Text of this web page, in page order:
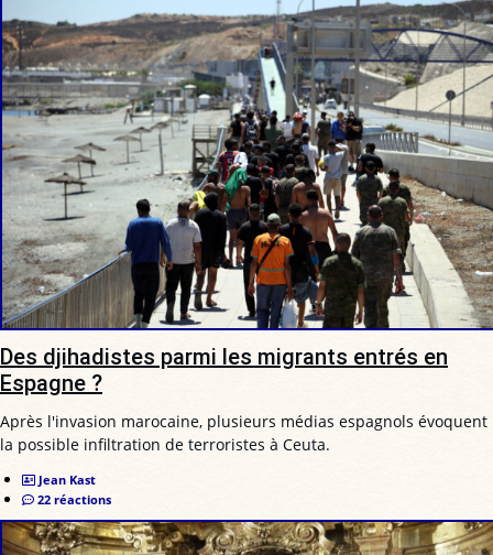
Des djihadistes parmi les migrants entrés en
Espagne ?
Après l'invasion marocaine, plusieurs médias espagnols évoquent
la possible infiltration de terroristes à Ceuta.
Jean Kast
22 réactions